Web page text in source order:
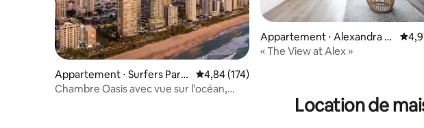
Appartement ⋅ Surfers Para
dise
Évaluation moyenne sur la base de 174
4,84 (174)
Chambre Oasis avec vue sur l'océan,
Appartement ⋅ Alexandra H
eadland
« The View at Alex »
Location de